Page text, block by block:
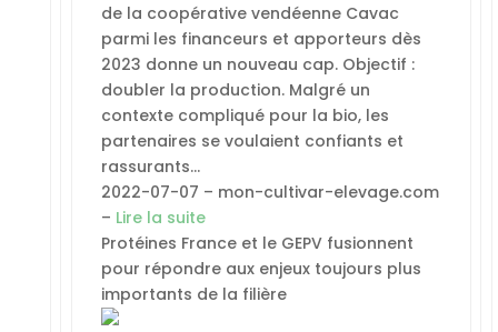
de la coopérative vendéenne Cavac
parmi les financeurs et apporteurs dès
2023 donne un nouveau cap. Objectif :
doubler la production. Malgré un
contexte compliqué pour la bio, les
partenaires se voulaient confiants et
rassurants…
2022-07-07 – mon-cultivar-elevage.com
– Lire la suite
Protéines France et le GEPV fusionnent
pour répondre aux enjeux toujours plus
importants de la filière